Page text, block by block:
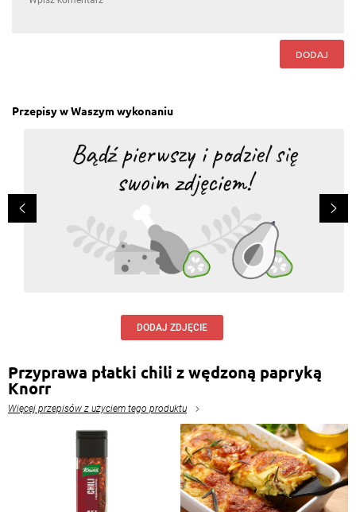
DODAJ
Przepisy w Waszym wykonaniu
DODAJ ZDJĘCIE
Przyprawa płatki chili z wędzoną papryką
Knorr
Więcej przepisów z użyciem tego produktu